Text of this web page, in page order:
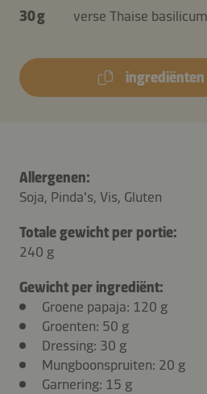
30 g
verse Thaise
Allergenen:
Soja, Pinda's, Vis, Gluten
Totale gewicht per portie:
240 g
Gewicht per ingrediënt:
Groene papaja: 120 g
Groenten: 50 g
Dressing: 30 g
Mungboonspruiten: 20 g
Garnering: 15 g